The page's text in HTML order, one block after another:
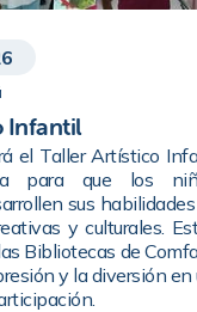
Infantil
el Taller Artístico
para que los
sus
y culturales.
Bibliotecas de
y la diversión